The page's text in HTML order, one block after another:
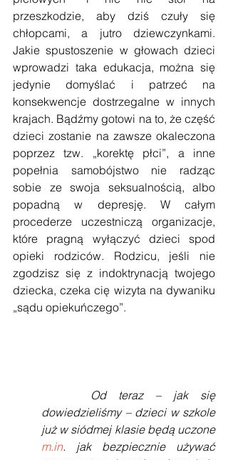
przeszkodzie, aby dziś czuły się
chłopcami, a jutro dziewczynkami.
Jakie spustoszenie w głowach dzieci
wprowadzi taka edukacja, można się
jedynie domyślać i patrzeć na
konsekwencje dostrzegalne w innych
krajach. Bądźmy gotowi na to, że część
dzieci zostanie na zawsze okaleczona
poprzez tzw. „korektę płci”, a inne
popełnia samobójstwo nie radząc
sobie ze swoja seksualnością, albo
popadną w depresję. W całym
procederze uczestniczą organizacje,
które pragną wyłączyć dzieci spod
opieki rodziców. Rodzicu, jeśli nie
zgodzisz się z indoktrynacją twojego
dziecka, czeka cię wizyta na dywaniku
„sądu opiekuńczego”.
Od teraz – jak się
dowiedzieliśmy – dzieci w szkole
już w siódmej klasie będą uczone
m.in. jak bezpiecznie używać